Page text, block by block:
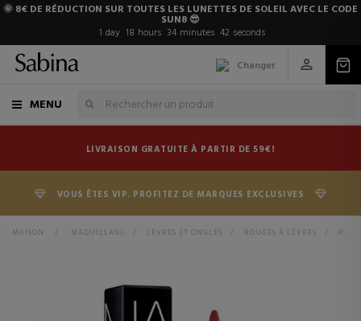
🌞 8€ DE RÉDUCTION SUR TOUTES LES LUNETTES DE SOLEIL AVEC LE CODE
SUN8 😎
1 day 18 hours 34 minutes 41 seconds
Changer
MENU
LIVRAISON GRATUITE À PARTIR DE 59€!
VOUS ÊTES VIP. PROFITEZ DE MARQUES EXCLUSIVES
MAISON > MAQUILLAGE > LÈVRES ET ONGLES > ROUGES À LÈVRES > POWERMATTE LIP PIGMENT